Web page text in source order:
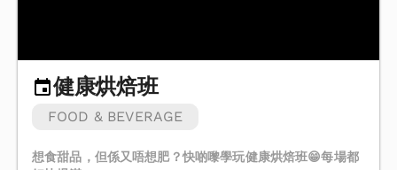
健康烘焙班
FOOD & BEVERAGE
想食甜品，但係又唔想肥？快啲嚟學玩健康烘焙班😁每場都